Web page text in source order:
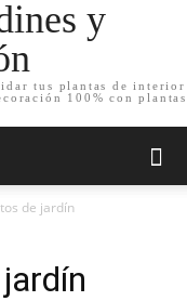
y
tus plantas de interior
100% con plantas
de jardín